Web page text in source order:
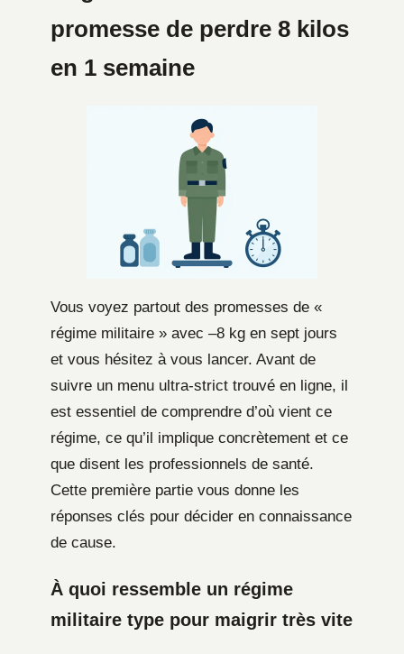
promesse de perdre 8 kilos
en 1 semaine
Vous voyez partout des promesses de «
régime militaire » avec –8 kg en sept jours
et vous hésitez à vous lancer. Avant de
suivre un menu ultra-strict trouvé en ligne, il
est essentiel de comprendre d’où vient ce
régime, ce qu’il implique concrètement et ce
que disent les professionnels de santé.
Cette première partie vous donne les
réponses clés pour décider en connaissance
de cause.
À quoi ressemble un régime
militaire type pour maigrir très vite